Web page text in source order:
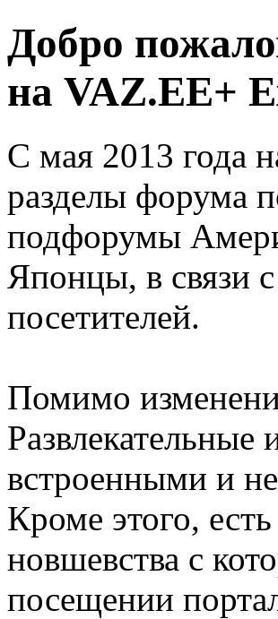
Добро
на VAZ.EE+
С мая 2013 года
разделы форума
подфорумы
Японцы, в связи
посетителей.
Помимо
Развлекательные
встроенными и
Кроме этого,
новшевства с
посещении